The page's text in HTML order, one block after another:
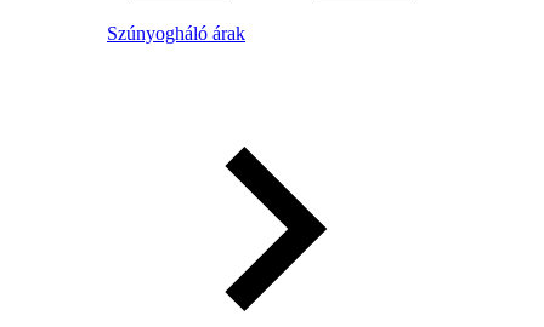
Szúnyogháló árak